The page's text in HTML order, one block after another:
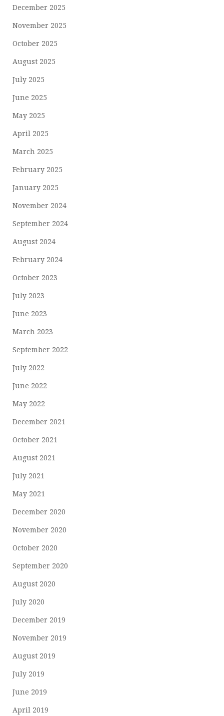
December 2025
November 2025
October 2025
August 2025
July 2025
June 2025
May 2025
April 2025
March 2025
February 2025
January 2025
November 2024
September 2024
August 2024
February 2024
October 2023
July 2023
June 2023
March 2023
September 2022
July 2022
June 2022
May 2022
December 2021
October 2021
August 2021
July 2021
May 2021
December 2020
November 2020
October 2020
September 2020
August 2020
July 2020
December 2019
November 2019
August 2019
July 2019
June 2019
April 2019